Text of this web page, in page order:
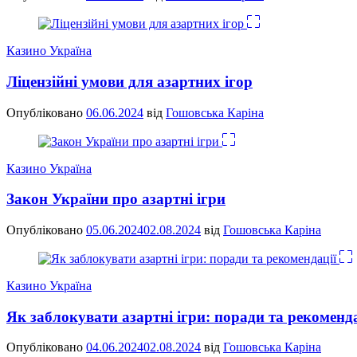
Казино Україна
Ліцензійні умови для азартних ігор
Опубліковано 06.06.2024 від Гошовська Каріна
Казино Україна
Закон України про азартні ігри
Опубліковано 05.06.202402.08.2024 від Гошовська Каріна
Казино Україна
Як заблокувати азартні ігри: поради та
Опубліковано 04.06.202402.08.2024 від Гошовська Каріна